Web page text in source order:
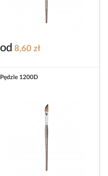
od 8,60 zł
Pędzle 1200D